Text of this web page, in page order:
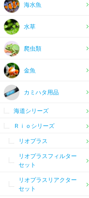
海水魚
水草
爬虫類
金魚
カミハタ用品
海道シリーズ
Ｒｉｏシリーズ
リオプラス
リオプラスフィルター
セット
リオプラスリアクター
セット